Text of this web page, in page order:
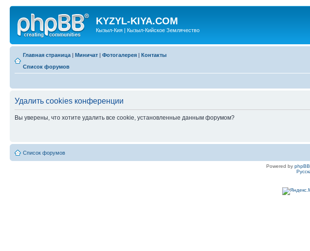
KYZYL-KIYA.COM
Кызыл-Кия | Кызыл-Кийское Землячество
Главная страница | Миничат | Фотогалерея | Контакты
Список форумов
Удалить cookies конференции
Вы уверены, что хотите удалить все cookie, установленные данным форумом?
Список форумов
Powered by phpBB